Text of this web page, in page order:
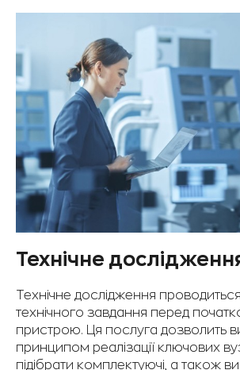
Технічне
Технічне дослідження
технічного завдання перед
пристрою. Ця послуга дозволить
принципом реалізації ключових
підібрати комплектуючі, а також